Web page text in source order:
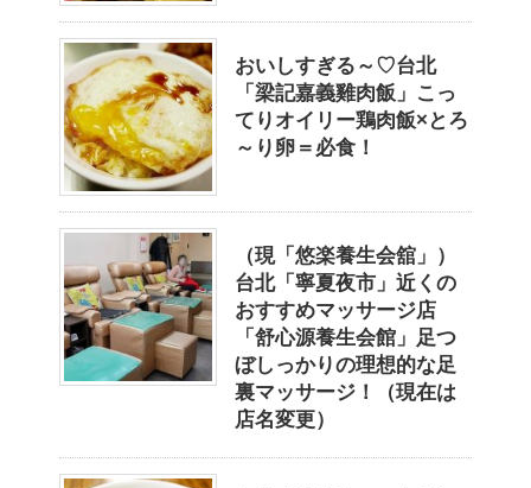
おいしすぎる～♡台北
「梁記嘉義雞肉飯」こっ
てりオイリー鶏肉飯×とろ
～り卵＝必食！
（現「悠楽養生会舘」）
台北「寧夏夜市」近くの
おすすめマッサージ店
「舒心源養生会館」足つ
ぼしっかりの理想的な足
裏マッサージ！（現在は
店名変更）